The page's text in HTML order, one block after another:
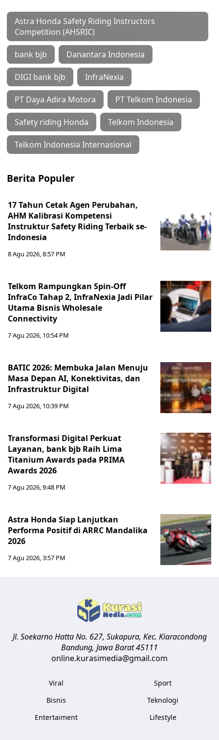
Astra Honda Safety Riding Instructors
Competition (AHSRIC)
bank bjb Danantara Indonesia
DIGI bank bjb InfraNexia
PT Daya Adira Motora PT Telkom Indonesia
Safety riding Honda Telkom Indonesia
Telkom Indonesia Internasional
Berita Populer
17 Tahun Cetak Agen Perubahan,
AHM Kalibrasi Kompetensi
Instruktur Safety Riding Terbaik se-
Indonesia
8 Agu 2026, 8:57 PM
Telkom Rampungkan Spin-Off
InfraCo Tahap 2, InfraNexia Jadi Pilar
Utama Bisnis Wholesale
Connectivity
7 Agu 2026, 10:54 PM
BATIC 2026: Membuka Jalan Menuju
Masa Depan AI, Konektivitas, dan
Infrastruktur Digital
7 Agu 2026, 10:39 PM
Transformasi Digital Perkuat
Layanan, bank bjb Raih Lima
Titanium Awards pada PRIMA
Awards 2026
7 Agu 2026, 9:48 PM
Astra Honda Siap Lanjutkan
Performa Positif di ARRC Mandalika
2026
7 Agu 2026, 3:57 PM
Jl. Soekarno Hatta No. 627, Sukapura, Kec. Kiaracondong
Bandung, Jawa Barat45111
online.kurasimedia@gmail.com
Viral
Bisnis
Entertaiment
Sport
Teknologi
Lifestyle